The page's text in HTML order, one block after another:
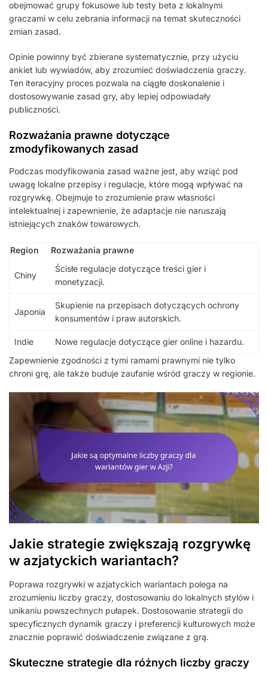
obejmować grupy fokusowe lub testy beta z lokalnymi
graczami w celu zebrania informacji na temat skuteczności
zmian zasad.
Opinie powinny być zbierane systematycznie, przy użyciu
ankiet lub wywiadów, aby zrozumieć doświadczenia graczy.
Ten iteracyjny proces pozwala na ciągłe doskonalenie i
dostosowywanie zasad gry, aby lepiej odpowiadały
publiczności.
Rozważania prawne dotyczące
zmodyfikowanych zasad
Podczas modyfikowania zasad ważne jest, aby wziąć pod
uwagę lokalne przepisy i regulacje, które mogą wpływać na
rozgrywkę. Obejmuje to zrozumienie praw własności
intelektualnej i zapewnienie, że adaptacje nie naruszają
istniejących znaków towarowych.
Region Rozważania prawne
Chiny
Ścisłe regulacje dotyczące treści gier i
monetyzacji.
Japonia
Skupienie na przepisach dotyczących ochrony
konsumentów i praw autorskich.
Indie
Nowe regulacje dotyczące gier online i hazardu.
Zapewnienie zgodności z tymi ramami prawnymi nie tylko
chroni grę, ale także buduje zaufanie wśród graczy w regionie.
Jakie strategie zwiększają rozgrywkę
w azjatyckich wariantach?
Poprawa rozgrywki w azjatyckich wariantach polega na
zrozumieniu liczby graczy, dostosowaniu do lokalnych stylów i
unikaniu powszechnych pułapek. Dostosowanie strategii do
specyficznych dynamik graczy i preferencji kulturowych może
znacznie poprawić doświadczenie związane z grą.
Skuteczne strategie dla różnych liczby graczy